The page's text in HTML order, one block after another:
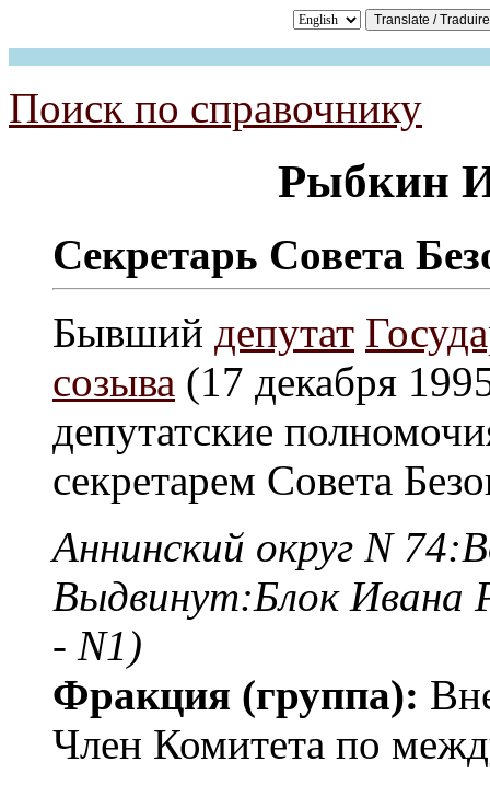
Поиск по справочнику
Рыбкин
Секретарь Совета
Бывший депутат
созыва (17 декабря
депутатские
секретарем Совета
Аннинский округ N
Выдвинут:Блок Ивана
- N1)
Фракция (группа):
Член Комитета по